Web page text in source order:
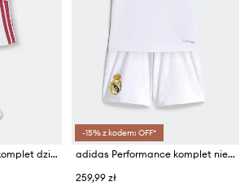
adidas Performance komplet dziecięcy REAL MADRID
-15% z kodem: OFF*
adidas Performance komplet niemowlęcy REAL MADRID
259,99 zł